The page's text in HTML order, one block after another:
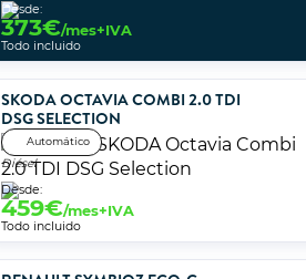
Desde:
373€/mes+IVA
Todo incluido
SKODA OCTAVIA COMBI 2.0 TDI
DSG SELECTION
Automático
Diésel
Desde:
459€/mes+IVA
Todo incluido